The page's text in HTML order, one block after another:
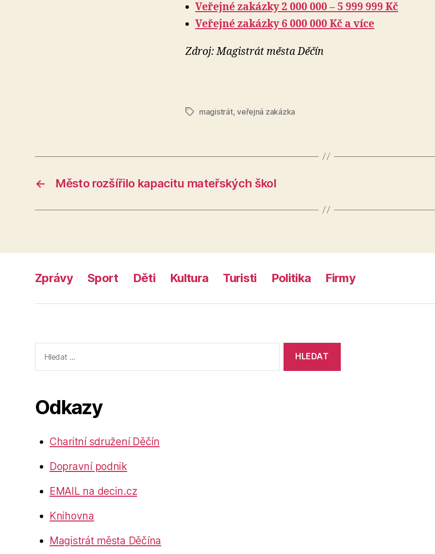
Veřejné zakázky 2 000 000 – 5 999 999 Kč
Veřejné zakázky 6 000 000 Kč a více
Zdroj: Magistrát města Děčín
Štítkymagistrát,veřejná zakázka
← Město rozšířilo kapacitu mateřských škol
Zprávy Sport Děti Kultura Turisti Politika Firmy
vyhledávání:
Odkazy
Charitní sdružení Děčín
Dopravní podnik
EMAIL na decin.cz
Knihovna
Magistrát města Děčína